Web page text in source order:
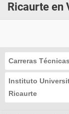
Ricaurte en
Carreras Técnicas
Instituto
Ricaurte